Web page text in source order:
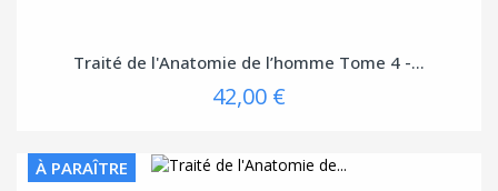
Traité de l'Anatomie de l’homme Tome 4 -...
42,00 €
À PARAÎTRE